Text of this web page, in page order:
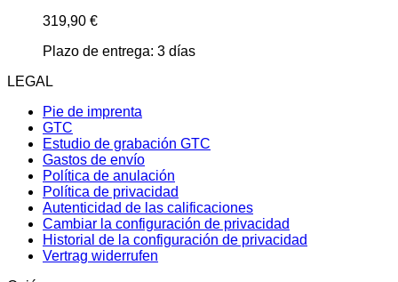
319,90 €
Plazo de entrega: 3 días
LEGAL
Pie de imprenta
GTC
Estudio de grabación GTC
Gastos de envío
Política de anulación
Política de privacidad
Autenticidad de las calificaciones
Cambiar la configuración de privacidad
Historial de la configuración de privacidad
Vertrag widerrufen